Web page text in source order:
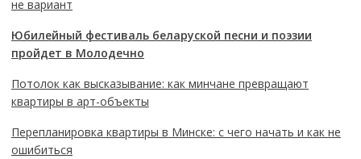
не вариант
Юбилейный фестиваль беларуской песни и поэзии
пройдет в Молодечно
Потолок как высказывание: как минчане превращают
квартиры в арт-объекты
Перепланировка квартиры в Минске: с чего начать и как не
ошибиться